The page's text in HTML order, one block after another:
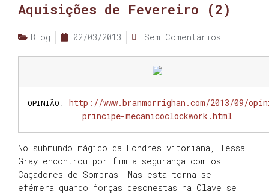
Aquisições de Fevereiro (2)
Blog 02/03/2013 Sem Comentários
OPINIÃO : http://www.branmorrighan.com/2013/09/
principe-mecanicoclockwork.html
No submundo mágico da Londres vitoriana, Tessa
Gray encontrou por fim a segurança com os
Caçadores de Sombras. Mas esta torna-se
efémera quando forças desonestas na Clave se